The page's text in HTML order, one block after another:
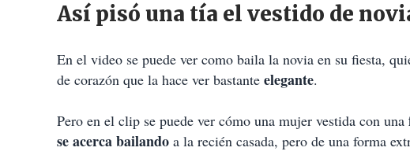
Así pisó una tía el vestido de
En el video se puede ver como baila la novia en su fiesta,
de corazón que la hace ver bastante elegante.
Pero en el clip se puede ver cómo una mujer vestida con una
se acerca bailando a la recién casada, pero de una forma